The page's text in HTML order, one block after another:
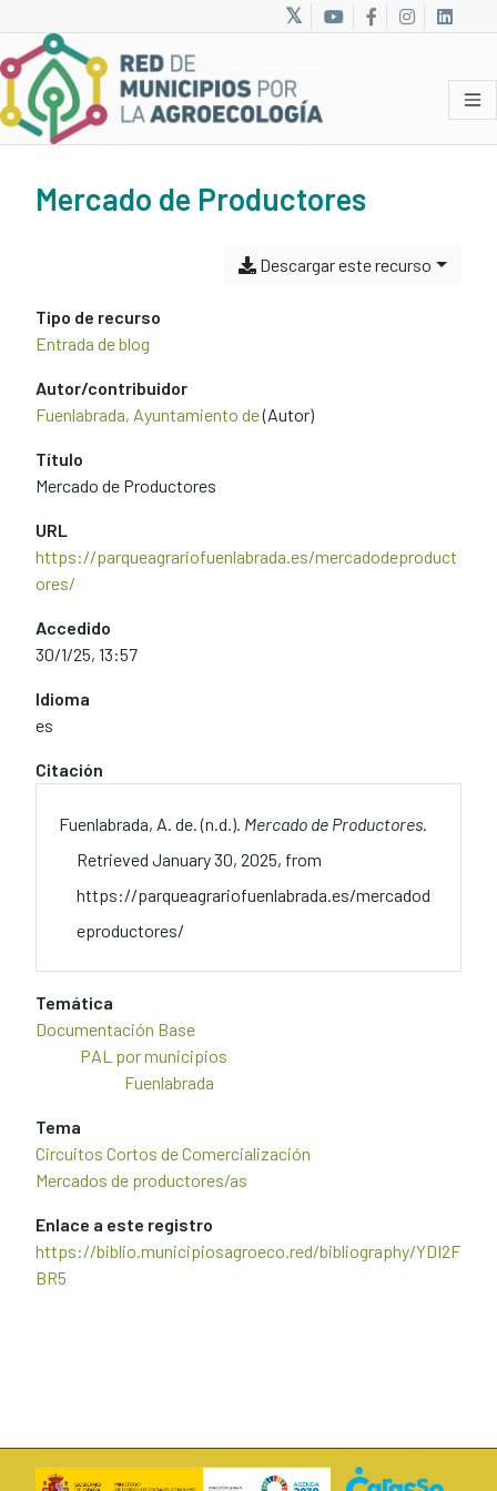
Mercado de Productores
Descargar este recurso
Tipo de recurso
Entrada de blog
Autor/contribuidor
Fuenlabrada, Ayuntamiento de(Autor)
Título
Mercado de Productores
URL
https://parqueagrariofuenlabrada.es/mercadodeproduct
ores/
Accedido
30/1/25, 13:57
Idioma
es
Citación
Fuenlabrada, A. de. (n.d.). Mercado de Productores.
Retrieved January 30, 2025, from
https://parqueagrariofuenlabrada.es/mercadod
eproductores/
Temática
Documentación Base
PAL por municipios
Fuenlabrada
Tema
Circuitos Cortos de Comercialización
Mercados de productores/as
Enlace a este registro
https://biblio.municipiosagroeco.red/bibliography/YDI2F
BR5